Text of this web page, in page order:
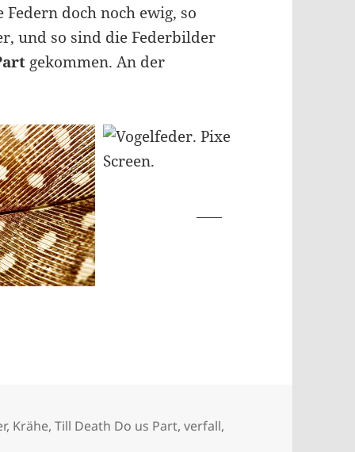
doch noch ewig, so
und so sind die Federbilder
gekommen. An der
, Krähe,Till Death Do us Part,verfall,